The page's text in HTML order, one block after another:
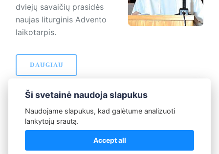
dviejų savaičių prasidės
naujas liturginis Advento
laikotarpis.
DAUGIAU
Ankstesni
Naujesni
straipsniai
Puslapis 26 iš
Ši svetainė naudoja slapukus
Naudojame slapukus, kad galėtume analizuoti
lankytojų srautą.
Accept all